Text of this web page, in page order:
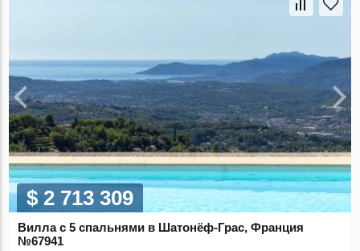
$ 2 713 309
Вилла с 5 спальнями в Шатонёф-Грас, Франция
№67941